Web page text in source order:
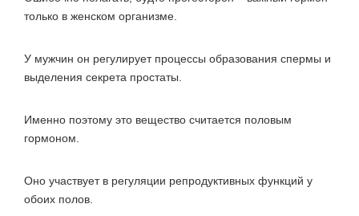
только в женском организме.
У мужчин он регулирует процессы образования спермы и
выделения секрета простаты.
Именно поэтому это вещество считается половым
гормоном.
Оно участвует в регуляции репродуктивных функций у
обоих полов.